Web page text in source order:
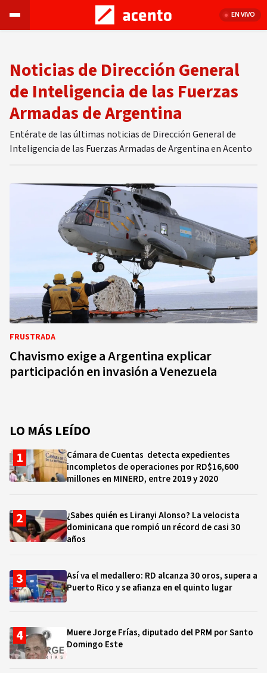
EN VIVO
Noticias de Dirección General
de Inteligencia de las Fuerzas
Armadas de Argentina
Entérate de las últimas noticias de Dirección General de
Inteligencia de las Fuerzas Armadas de Argentina en Acento
FRUSTRADA
Chavismo exige a Argentina explicar
participación en invasión a Venezuela
LO MÁS LEÍDO
Cámara de Cuentas detecta expedientes
incompletos de operaciones por RD$16,600
millones en MINERD, entre 2019 y 2020
¿Sabes quién es Liranyi Alonso? La velocista
dominicana que rompió un récord de casi 30
años
Así va el medallero: RD alcanza 30 oros, supera a
Puerto Rico y se afianza en el quinto lugar
Muere Jorge Frías, diputado del PRM por Santo
Domingo Este